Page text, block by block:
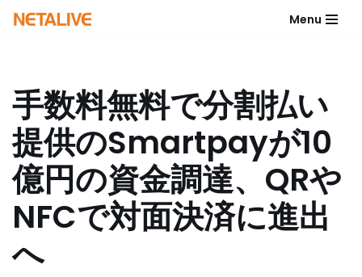
ン
ツ
へ
ス
キ
ッ
プ
Menu
手数料無料で分割払い
提供のSmartpayが10
億円の資金調達、QRや
NFCで対面決済に進出
へ